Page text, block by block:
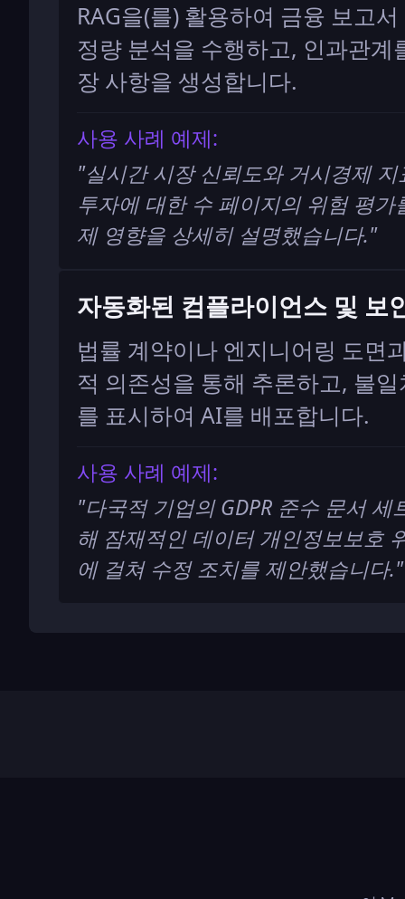
RAG을(를) 활용하여 금융 보고
정량 분석을 수행하고, 인과관
장 사항을 생성합니다.
사용 사례 예제:
"실시간 시장 신뢰도와 거시경제
투자에 대한 수 페이지의 위험 평
제 영향을 상세히 설명했습니다."
자동화된 컴플라이언스 및 보
법률 계약이나 엔지니어링 도면
적 의존성을 통해 추론하고, 불
를 표시하여 AI를 배포합니다.
사용 사례 예제:
"다국적 기업의 GDPR 준수 문서
해 잠재적인 데이터 개인정보보호
에 걸쳐 수정 조치를 제안했습니다."